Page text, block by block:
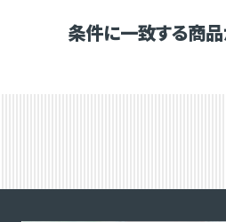
条件に一致する商品